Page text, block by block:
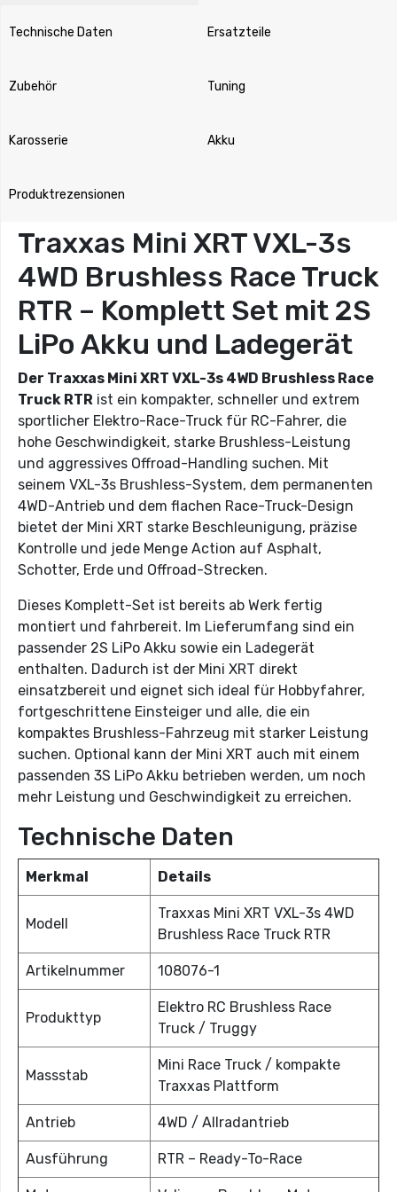
Technische Daten Ersatzteile
Zubehör Tuning
Karosserie Akku
Produktrezensionen
Traxxas Mini XRT VXL-3s
4WD Brushless Race Truck
RTR – Komplett Set mit 2S
LiPo Akku und Ladegerät
Der Traxxas Mini XRT VXL-3s 4WD Brushless Race
Truck RTR ist ein kompakter, schneller und extrem
sportlicher Elektro-Race-Truck für RC-Fahrer, die
hohe Geschwindigkeit, starke Brushless-Leistung
und aggressives Offroad-Handling suchen. Mit
seinem VXL-3s Brushless-System, dem permanenten
4WD-Antrieb und dem flachen Race-Truck-Design
bietet der Mini XRT starke Beschleunigung, präzise
Kontrolle und jede Menge Action auf Asphalt,
Schotter, Erde und Offroad-Strecken.
Dieses Komplett-Set ist bereits ab Werk fertig
montiert und fahrbereit. Im Lieferumfang sind ein
passender 2S LiPo Akku sowie ein Ladegerät
enthalten. Dadurch ist der Mini XRT direkt
einsatzbereit und eignet sich ideal für Hobbyfahrer,
fortgeschrittene Einsteiger und alle, die ein
kompaktes Brushless-Fahrzeug mit starker Leistung
suchen. Optional kann der Mini XRT auch mit einem
passenden 3S LiPo Akku betrieben werden, um noch
mehr Leistung und Geschwindigkeit zu erreichen.
Technische Daten
Merkmal Details
Modell
Traxxas Mini XRT VXL-3s 4WD
Brushless Race Truck RTR
Artikelnummer 108076-1
Produkttyp
Elektro RC Brushless Race
Truck / Truggy
Massstab
Mini Race Truck / kompakte
Traxxas Plattform
Antrieb 4WD / Allradantrieb
Ausführung RTR – Ready-To-Race